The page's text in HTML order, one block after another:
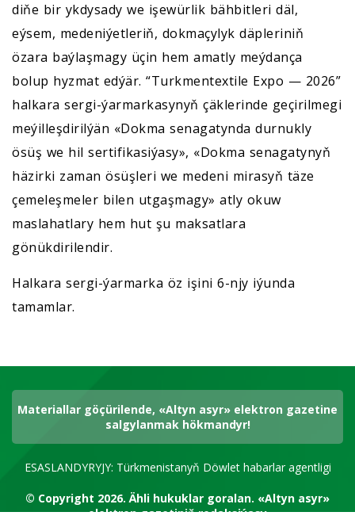
diňe bir ykdysady we işewürlik bähbitleri däl,
eýsem, medeniýetleriň, dokmaçylyk däpleriniň
özara baýlaşmagy üçin hem amatly meýdança
bolup hyzmat edýär. “Turkmentextile Expo — 2026”
halkara sergi-ýarmarkasynyň çäklerinde geçirilmegi
meýilleşdirilýän «Dokma senagatynda durnukly
ösüş we hil sertifikasiýasy», «Dokma senagatynyň
häzirki zaman ösüşleri we medeni mirasyň täze
çemeleşmeler bilen utgaşmagy» atly okuw
maslahatlary hem hut şu maksatlara
gönükdirilendir.
Halkara sergi-ýarmarka öz işini 6-njy iýunda
tamamlar.
Materiallar göçürilende, «Altyn asyr» elektron gazetine
salgylanmak hökmandyr!
ESASLANDYRYJY: Türkmenistanyň Döwlet habarlar agentligi
© Copyright 2026.Ähli hukuklar goralan. «Altyn asyr»
elektron gazetiniň redaksiýasy